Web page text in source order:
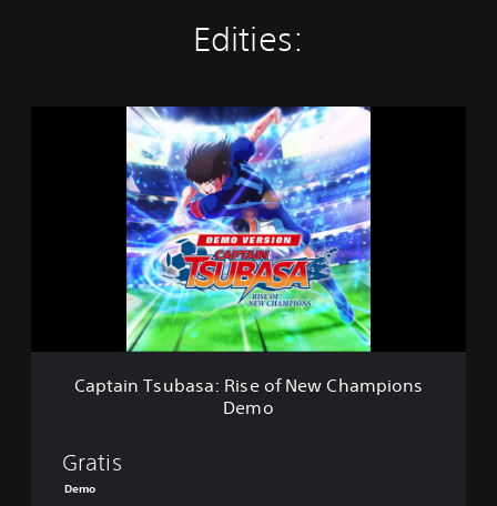
Edities:
a
Captain Tsubasa: Rise of New Champions
Demo
Gratis
Demo